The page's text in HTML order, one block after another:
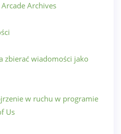
Archives
zbierać wiadomości jako
w ruchu w programie
Us